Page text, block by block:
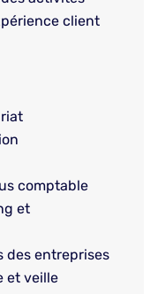
client
comptable
et
des entreprises
et veille